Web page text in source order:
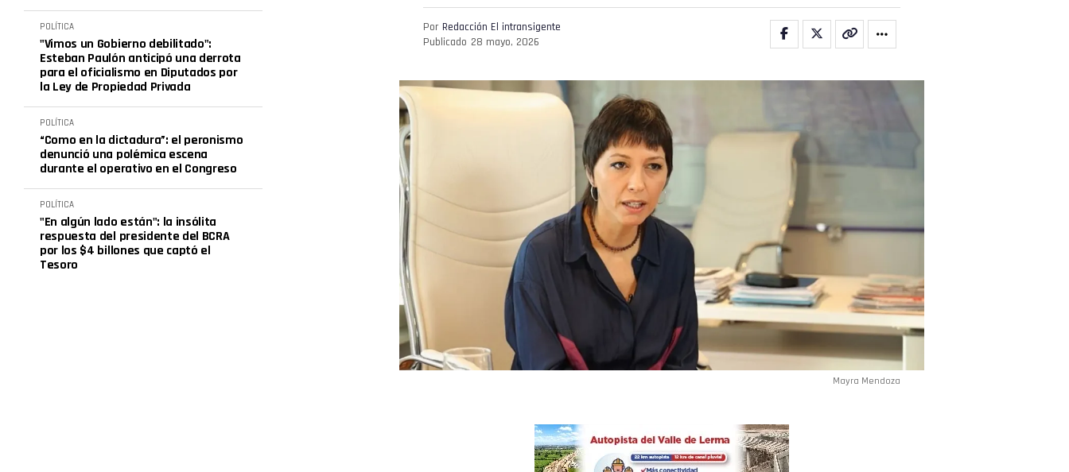
POLÍTICA
"Vimos un Gobierno debilitado":
Esteban Paulón anticipó una derrota
para el oficialismo en Diputados por
la Ley de Propiedad Privada
POLÍTICA
“Como en la dictadura”: el peronismo
denunció una polémica escena
durante el operativo en el Congreso
POLÍTICA
"En algún lado están": la insólita
respuesta del presidente del BCRA
por los $4 billones que captó el
Tesoro
Por Redacción El intransigente
Publicado 28 mayo, 2026
Mayra Mendoza